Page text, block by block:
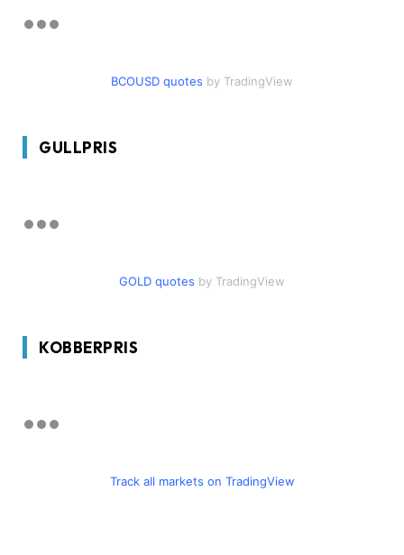
BCOUSD quotes by TradingView
GULLPRIS
GOLD quotes by TradingView
KOBBERPRIS
Track all markets on TradingView